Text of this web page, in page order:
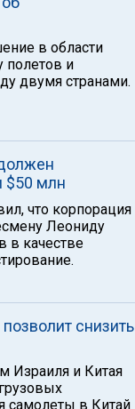
в области
полетов и
двумя странами.
$50 млн
что корпорация
Леониду
в качестве
снизить
Израиля и Китая
самолеты в Китай